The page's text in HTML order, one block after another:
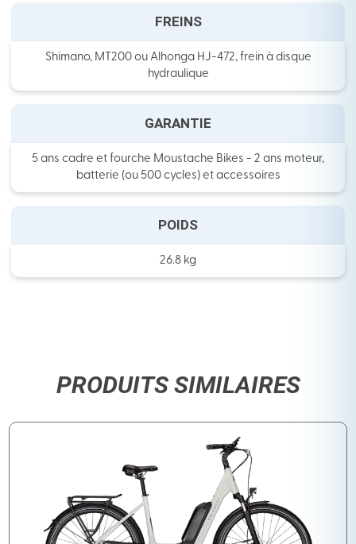
FREINS
Shimano, MT200 ou Alhonga HJ-472, frein à disque
hydraulique
GARANTIE
5 ans cadre et fourche Moustache Bikes - 2 ans moteur,
batterie (ou 500 cycles) et accessoires
POIDS
26.8 kg
PRODUITS SIMILAIRES